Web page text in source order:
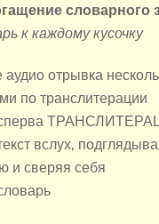
словарного
к каждому кусочку
отрывка
по транслитерации
сперва
вслух,
и сверяя себя